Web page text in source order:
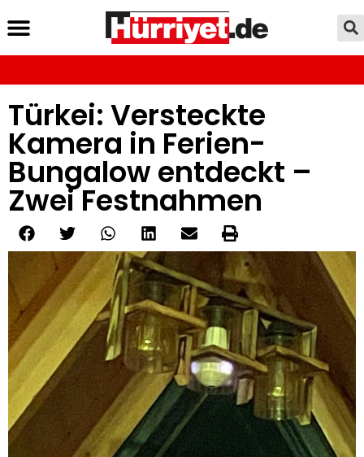
Türkei: Versteckte
Kamera in Ferien-
Bungalow entdeckt –
Zwei Festnahmen